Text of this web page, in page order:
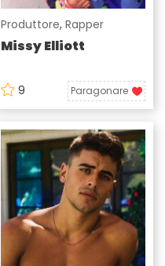
Produttore, Rapper
Missy Elliott
9 Paragonare